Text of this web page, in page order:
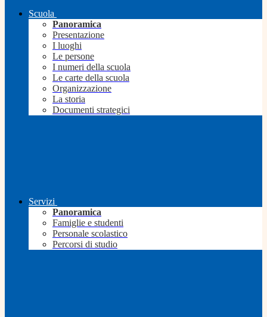
Scuola
Panoramica
Presentazione
I luoghi
Le persone
I numeri della scuola
Le carte della scuola
Organizzazione
La storia
Documenti strategici
Servizi
Panoramica
Famiglie e studenti
Personale scolastico
Percorsi di studio